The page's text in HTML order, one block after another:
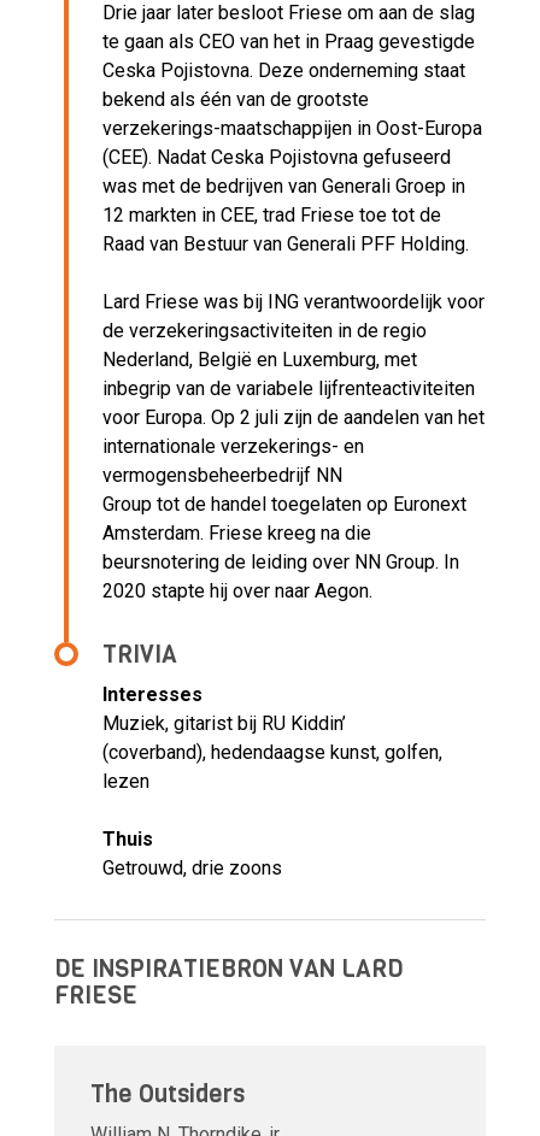
Drie jaar later besloot Friese om aan de slag
te gaan als CEO van het in Praag gevestigde
Ceska Pojistovna. Deze onderneming staat
bekend als één van de grootste
verzekerings-maatschappijen in Oost-Europa
(CEE). Nadat Ceska Pojistovna gefuseerd
was met de bedrijven van Generali Groep in
12 markten in CEE, trad Friese toe tot de
Raad van Bestuur van Generali PFF Holding.
Lard Friese was bij ING verantwoordelijk voor
de verzekeringsactiviteiten in de regio
Nederland, België en Luxemburg, met
inbegrip van de variabele lijfrenteactiviteiten
voor Europa. Op 2 juli zijn de aandelen van het
internationale verzekerings- en
vermogensbeheerbedrijf NN
Group tot de handel toegelaten op Euronext
Amsterdam. Friese kreeg na die
beursnotering de leiding over NN Group. In
2020 stapte hij over naar Aegon.
TRIVIA
Interesses
Muziek, gitarist bij RU Kiddin’
(coverband), hedendaagse kunst, golfen,
lezen
Thuis
Getrouwd, drie zoons
DE INSPIRATIEBRON VAN LARD
FRIESE
The Outsiders